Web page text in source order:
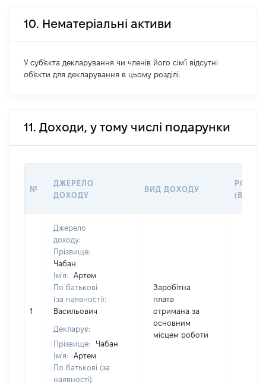
10. Нематеріальні активи
У суб'єкта декларування чи членів його сім'ї відсутні
об'єкти для декларування в цьому розділі.
11. Доходи, у тому числі подарунки
№
ДЖЕРЕЛО
ДОХОДУ
ВИД ДОХОДУ
1
Джерело
доходу:
Прізвище:
Чабан
Ім'я:
Артем
По батькові
(за наявності):
Васильович
Декларує:
Прізвище:
Чабан
Ім'я:
Артем
По батькові (за
наявності):
Заробітна
плата
отримана за
основним
місцем роботи